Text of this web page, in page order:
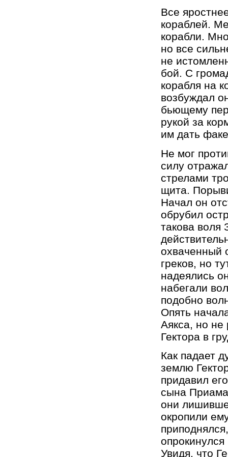
Все
кораблей.
корабли.
но все
не
бой. С
корабля на
возбуждал
бьющему
рукой за
им дать
Не мог
силу
стрелами
щита.
Начал он
обрубил
такова воля
охваченный
греков, но
надеялись
набегали
подобно
Опять
Аякса, но не
Гектора в
Как падает
землю
придавил
сына
они
окропили
Увидя, что